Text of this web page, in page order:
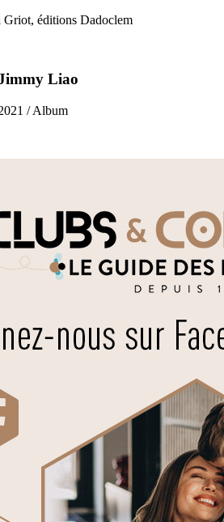
Griot, éditions Dadoclem
Liao
/ Album